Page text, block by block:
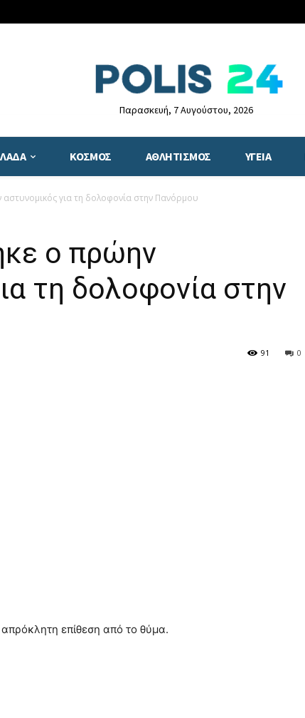
Παρασκευή, 7 Αυγούστου, 2026
ΚΟΣΜΟΣ ΑΘΛΗΤΙΣΜΟΣ ΥΓΕΙΑ
για τη δολοφονία στην Πανόρμου
ο πρώην
τη δολοφονία στην
0
91
απρόκλητη επίθεση από το θύμα.